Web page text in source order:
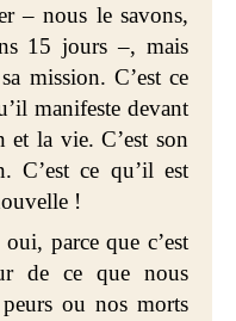
– nous le savons,
15 jours –, mais
mission. C’est ce
manifeste devant
la vie. C’est son
C’est ce qu’il est
!
parce que c’est
de ce que nous
ou nos morts